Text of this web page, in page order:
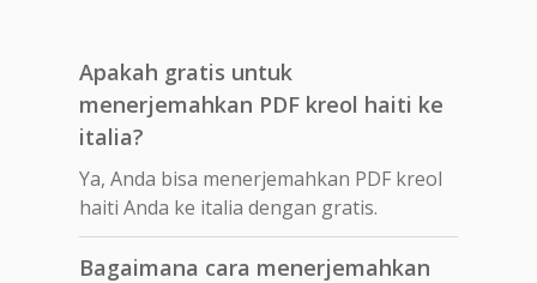
Apakah gratis untuk
menerjemahkan PDF kreol haiti ke
italia?
Ya, Anda bisa menerjemahkan PDF kreol
haiti Anda ke italia dengan gratis.
Bagaimana cara menerjemahkan